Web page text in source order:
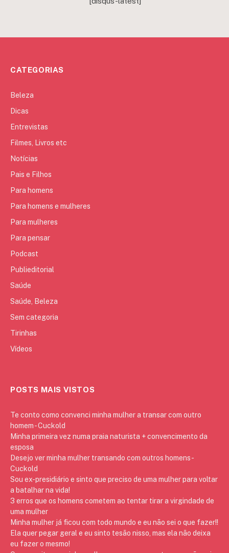
CATEGORIAS
Beleza
Dicas
Entrevistas
Filmes, Livros etc
Notícias
Pais e Filhos
Para homens
Para homens e mulheres
Para mulheres
Para pensar
Podcast
Publieditorial
Saúde
Saúde, Beleza
Sem categoria
Tirinhas
Vídeos
POSTS MAIS VISTOS
Te conto como convenci minha mulher a transar com outro
homem - Cuckold
Minha primeira vez numa praia naturista + convencimento da
esposa
Desejo ver minha mulher transando com outros homens -
Cuckold
Sou ex-presidiário e sinto que preciso de uma mulher para voltar
a batalhar na vida!
3 erros que os homens cometem ao tentar tirar a virgindade de
uma mulher
Minha mulher já ficou com todo mundo e eu não sei o que fazer!!
Ela quer pegar geral e eu sinto tesão nisso, mas ela não deixa
eu fazer o mesmo!